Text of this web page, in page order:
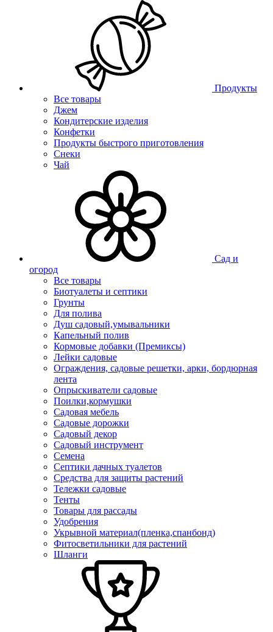
Продукты
Все товары
Джем
Кондитерские изделия
Конфетки
Продукты быстрого приготовления
Снеки
Чай
Сад и
огород
Все товары
Биотуалеты и септики
Грунты
Для полива
Душ садовый,умывальники
Капельный полив
Кормовые добавки (Премиксы)
Лейки садовые
Ограждения, садовые решетки, арки, бордюрная
лента
Опрыскиватели садовые
Поилки,кормушки
Садовая мебель
Садовые дорожки
Садовый декор
Садовый инструмент
Семена
Септики дачных туалетов
Средства для защиты растений
Тележки садовые
Тенты
Товары для рассады
Удобрения
Укрывной материал(пленка,спанбонд)
Фитосветильники для растений
Шланги